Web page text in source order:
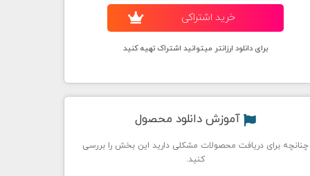
خريد اشتراکی
برای دانلود ارزانتر میتوانید اشتراک تهیه کنید
آموزش دانلود محصول
چنانچه برای دریافت محصولات مشکلی دارید این بخش را بررسی
کنید.